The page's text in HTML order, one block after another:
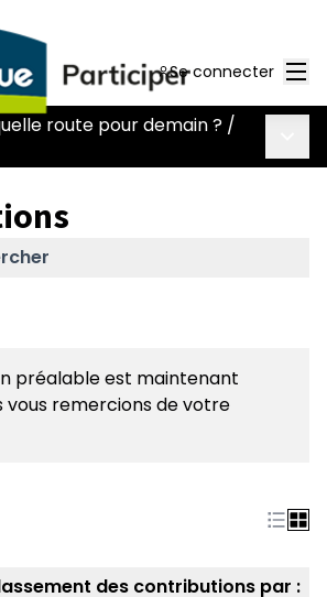
Se connecter
route pour demain ? /
préalable est maintenant
vous remercions de votre
des contributions par :